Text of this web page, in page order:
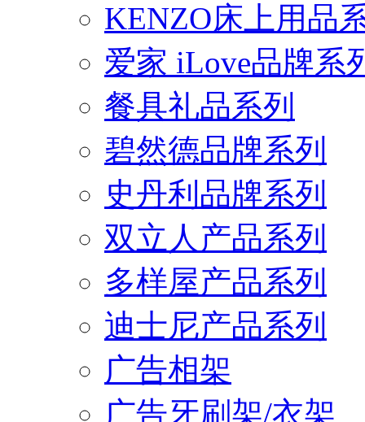
KENZO床上用品
爱家 iLove品牌系
餐具礼品系列
碧然德品牌系列
史丹利品牌系列
双立人产品系列
多样屋产品系列
迪士尼产品系列
广告相架
广告牙刷架/衣架